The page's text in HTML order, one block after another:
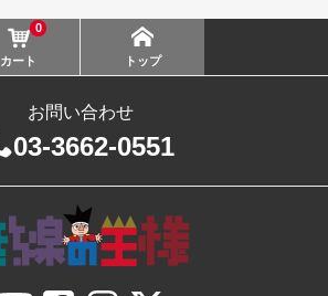
0
カート トップ
お問い合わせ
03-3662-0551